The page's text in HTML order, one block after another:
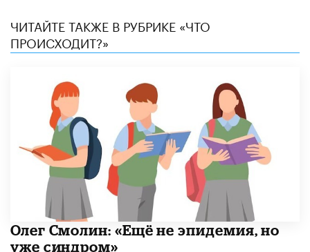
ЧИТАЙТЕ ТАКЖЕ В РУБРИКЕ «ЧТО
ПРОИСХОДИТ?»
​Олег Смолин: «Ещё не эпидемия, но
уже синдром»